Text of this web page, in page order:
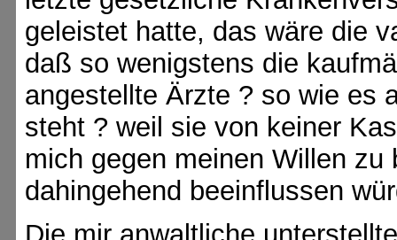
geleistet hatte, das wäre die
daß so wenigstens die
angestellte Ärzte ? so wie es
steht ? weil sie von keiner
mich gegen meinen Willen
dahingehend beeinflussen